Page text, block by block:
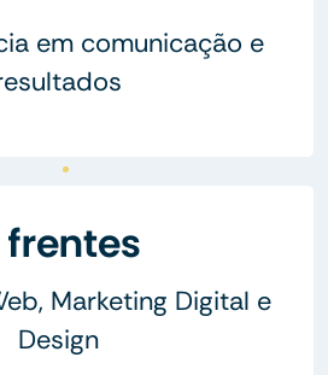
em comunicação e
frentes
Marketing Digital e
Design